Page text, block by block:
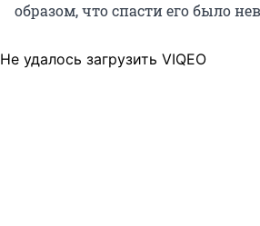
образом, что спасти его было
Не удалось загрузить VIQEO